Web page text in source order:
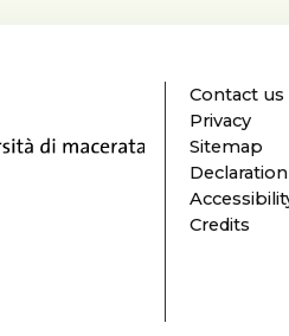
Contact us
Privacy
Sitemap
Credits